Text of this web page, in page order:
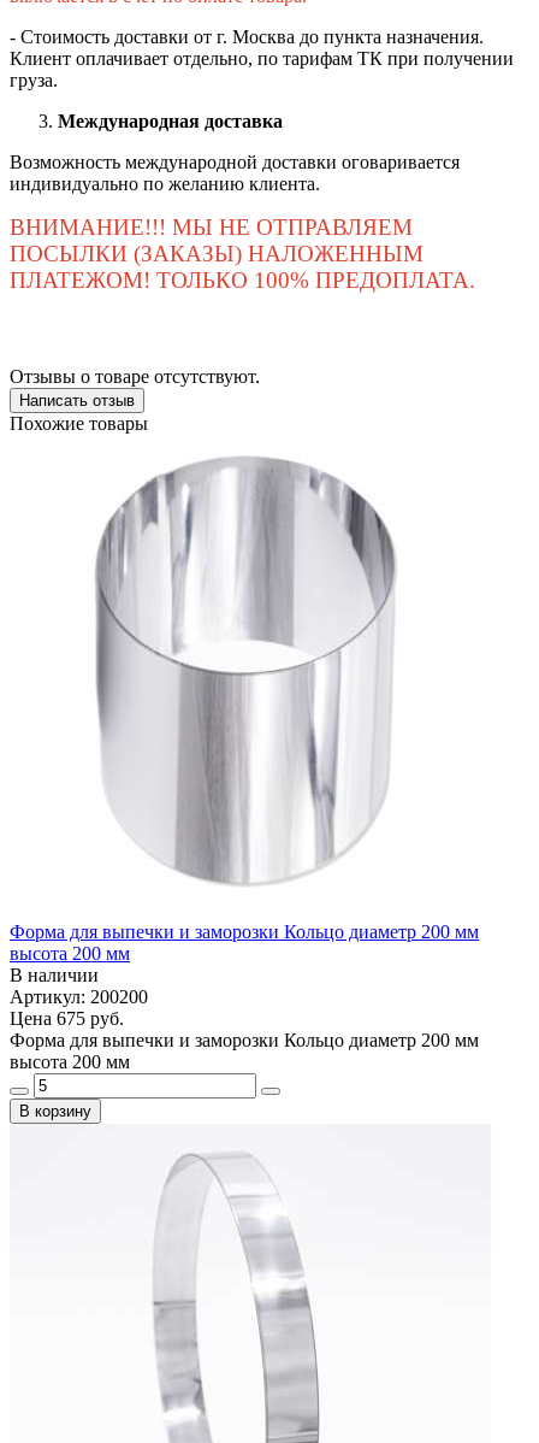
- Стоимость доставки от г. Москва до пункта назначения.
Клиент оплачивает отдельно, по тарифам ТК при получении
груза.
Международная доставка
Возможность международной доставки оговаривается
индивидуально по желанию клиента.
ВНИМАНИЕ!!! МЫ НЕ ОТПРАВЛЯЕМ
ПОСЫЛКИ (ЗАКАЗЫ) НАЛОЖЕННЫМ
ПЛАТЕЖОМ! ТОЛЬКО 100% ПРЕДОПЛАТА.
Отзывы о товаре отсутствуют.
Написать отзыв
Похожие товары
Форма для выпечки и заморозки Кольцо диаметр 200 мм
высота 200 мм
В наличии
Артикул: 200200
Цена 675 руб.
Форма для выпечки и заморозки Кольцо диаметр 200 мм
высота 200 мм
В корзину